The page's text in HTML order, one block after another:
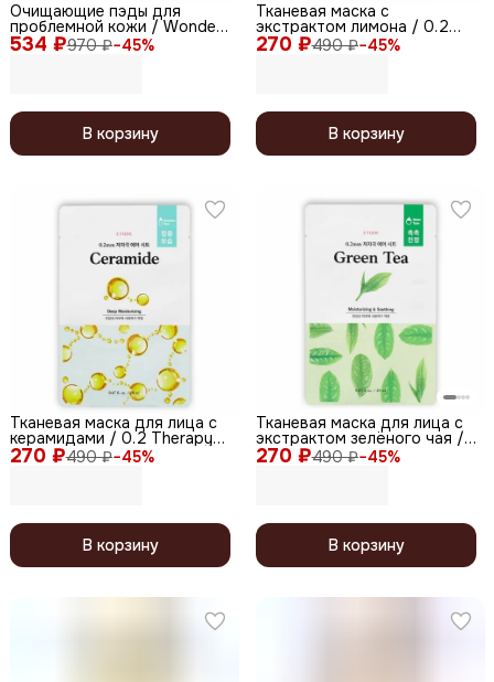
534 ₽970 ₽−45%
Очищающие пэды для
проблемной кожи / Wonder
Pore Bubble Cleansing Pad, 7
шт.
В корзину
270 ₽490 ₽−45%
Тканевая маска с
экстрактом лимона / 0.2
Therapy Air Mask Lemon, 20
мл
В корзину
270 ₽490 ₽−45%
Тканевая маска для лица с
керамидами / 0.2 Therapy
Air Mask Ceramide, 20 мл
В корзину
270 ₽490 ₽−45%
Тканевая маска для лица с
экстрактом зелёного чая /
0.2 Therapy Air Mask Green
Tea, 20 мл
В корзину